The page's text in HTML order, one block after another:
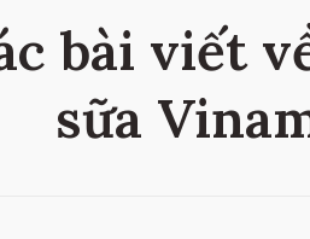
bài viết
sữa